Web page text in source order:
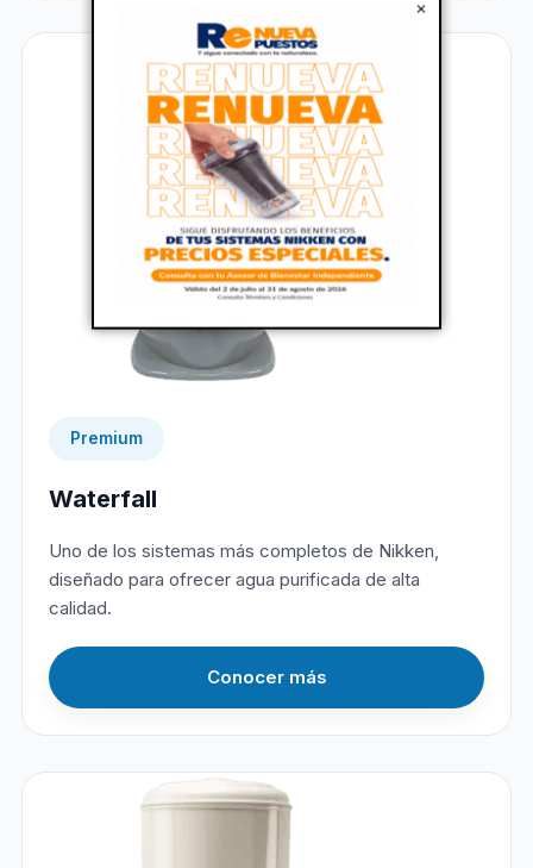
×
Premium
Waterfall
Uno de los sistemas más completos de Nikken,
diseñado para ofrecer agua purificada de alta
calidad.
Conocer más